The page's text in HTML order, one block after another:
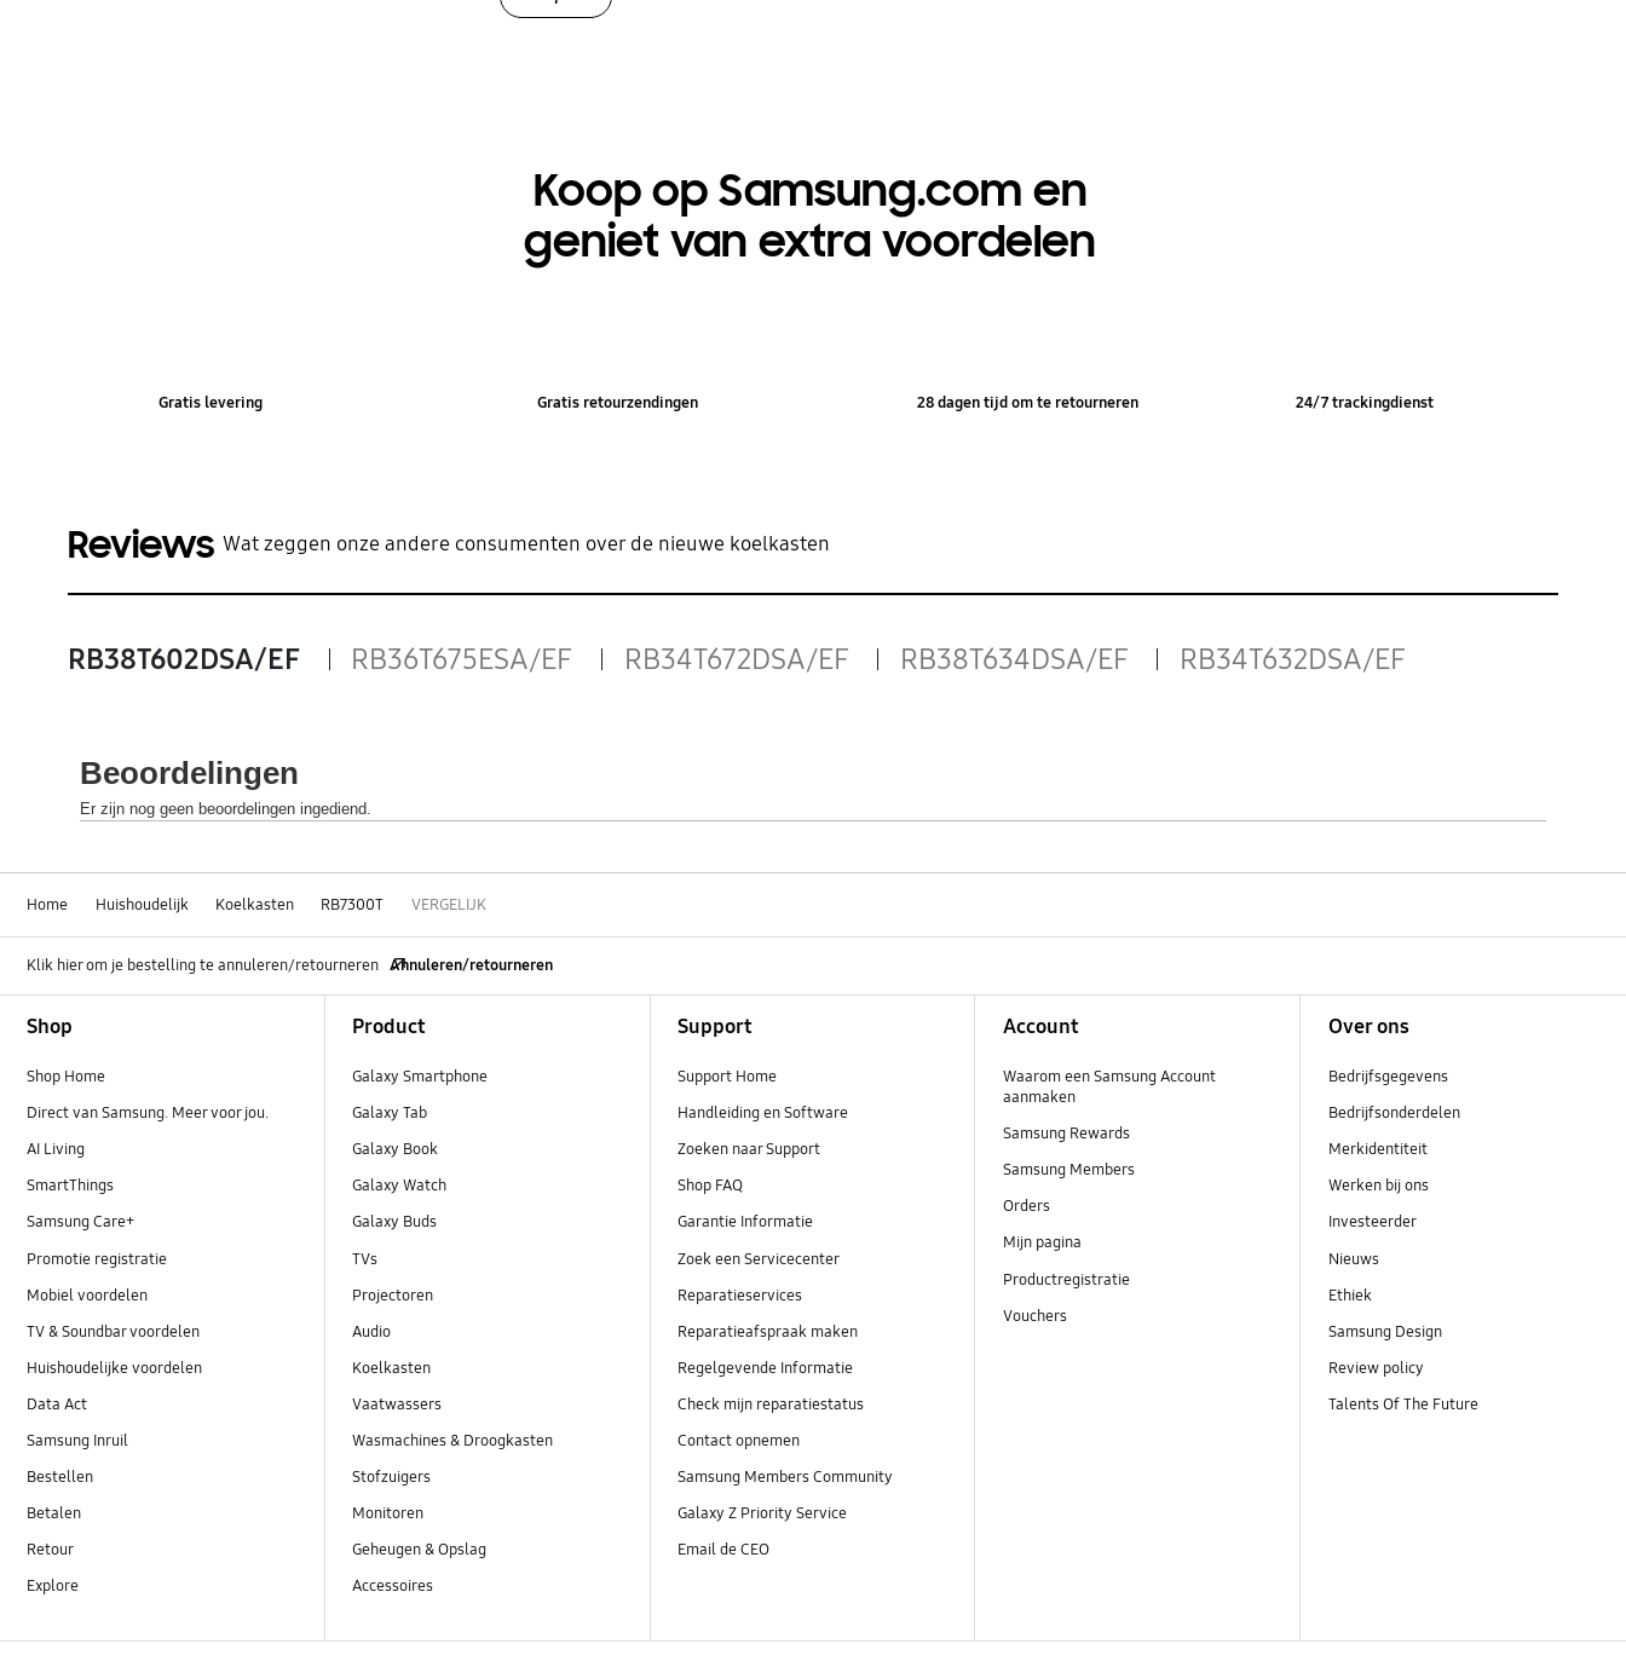
Koop op Samsung.com en
geniet van extra voordelen
Gratis levering Gratis retourzendingen 28 dagen tijd om te retourneren 24/7 trackingdienst
Reviews Wat zeggen onze andere consumenten over de nieuwe koelkasten
RB38T602DSA/EF RB36T675ESA/EF RB34T672DSA/EF RB38T634DSA/EF RB34T632DSA/EF
Home Huishoudelijk Koelkasten RB7300T VERGELIJK
Klik hier om je bestelling te annuleren/retourneren Annuleren/retourneren
Shop
Shop Home
Direct van Samsung. Meer voor jou.
AI Living
SmartThings
Samsung Care+
Promotie registratie
Mobiel voordelen
TV & Soundbar voordelen
Huishoudelijke voordelen
Data Act
Samsung Inruil
Bestellen
Betalen
Retour
Explore
Product
Galaxy Smartphone
Galaxy Tab
Galaxy Book
Galaxy Watch
Galaxy Buds
TVs
Projectoren
Audio
Koelkasten
Vaatwassers
Wasmachines & Droogkasten
Stofzuigers
Monitoren
Geheugen & Opslag
Accessoires
Support
Support Home
Handleiding en Software
Zoeken naar Support
Shop FAQ
Garantie Informatie
Zoek een Servicecenter
Reparatieservices
Reparatieafspraak maken
Regelgevende Informatie
Check mijn reparatiestatus
Contact opnemen
Samsung Members Community
Galaxy Z Priority Service
Email de CEO
Account
Waarom een Samsung Account
aanmaken
Samsung Rewards
Samsung Members
Orders
Mijn pagina
Productregistratie
Vouchers
Over ons
Bedrijfsgegevens
Bedrijfsonderdelen
Merkidentiteit
Werken bij ons
Investeerder
Nieuws
Ethiek
Samsung Design
Review policy
Talents Of The Future